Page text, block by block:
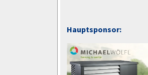
Hauptsponsor: